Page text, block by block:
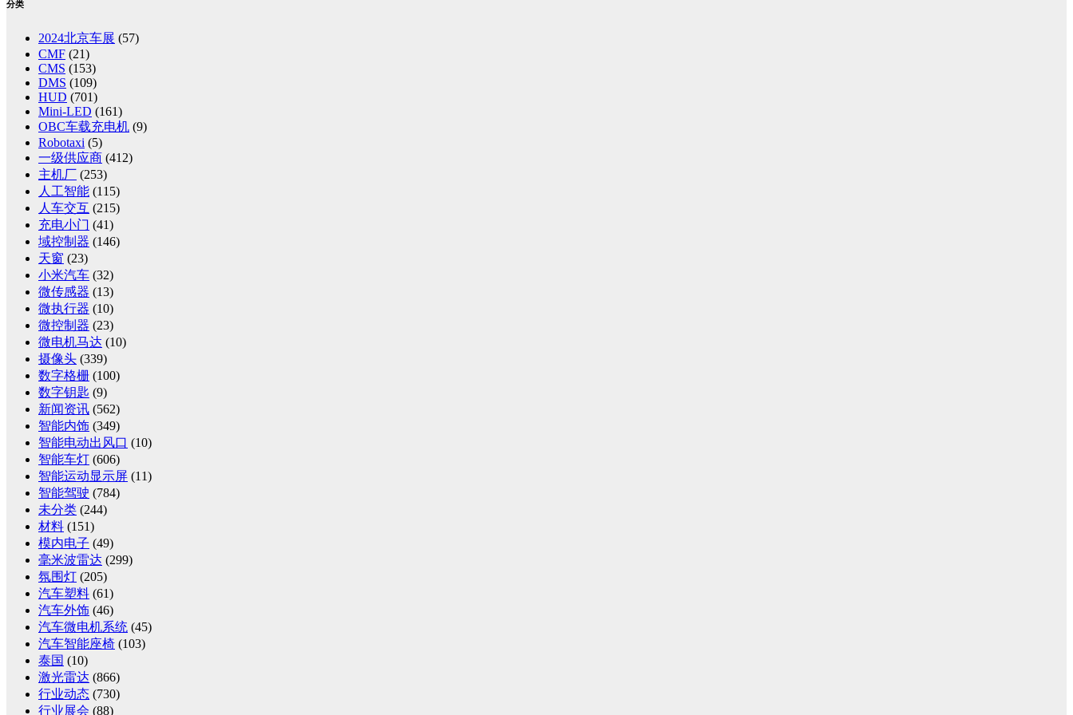
分类
2024北京车展 (57)
CMF (21)
CMS (153)
DMS (109)
HUD (701)
Mini-LED (161)
OBC车载充电机 (9)
Robotaxi (5)
一级供应商 (412)
主机厂 (253)
人工智能 (115)
人车交互 (215)
充电小门 (41)
域控制器 (146)
天窗 (23)
小米汽车 (32)
微传感器 (13)
微执行器 (10)
微控制器 (23)
微电机马达 (10)
摄像头 (339)
数字格栅 (100)
数字钥匙 (9)
新闻资讯 (562)
智能内饰 (349)
智能电动出风口 (10)
智能车灯 (606)
智能运动显示屏 (11)
智能驾驶 (784)
未分类 (244)
材料 (151)
模内电子 (49)
毫米波雷达 (299)
氛围灯 (205)
汽车塑料 (61)
汽车外饰 (46)
汽车微电机系统 (45)
汽车智能座椅 (103)
泰国 (10)
激光雷达 (866)
行业动态 (730)
行业展会 (88)